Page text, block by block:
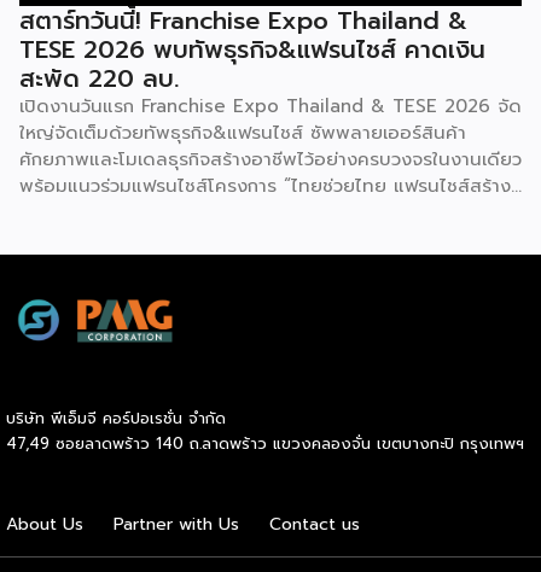
สตาร์ทวันนี้! Franchise Expo Thailand &
TESE 2026 พบทัพธุรกิจ&แฟรนไชส์ คาดเงิน
สะพัด 220 ลบ.
เปิดงานวันแรก Franchise Expo Thailand & TESE 2026 จัด
ใหญ่จัดเต็มด้วยทัพธุรกิจ&แฟรนไชส์ ซัพพลายเออร์สินค้า
ศักยภาพและโมเดลธุรกิจสร้างอาชีพไว้อย่างครบวงจรในงานเดียว
พร้อมแนวร่วมแฟรนไชส์โครงการ “ไทยช่วยไทย แฟรนไชส์สร้าง
ความรู้โดยผู้ทรงคุณวุฒิคับคั่ง และกิจกรรมเจรจาจับคู่ธุรกิจทั้งใน
และต่างประเทศ งานจัดต่อเนื่องระหว่างวันที่ 6-9 สิงหาคมนี้ ที่
ธุรกิจการค้า กระทรวงพาณิชย์ กล่าวว่า งาน ” Franchise Expo
Thailand & Thailand E-Commerce Selection Expo
บริษัท พีเอ็มจี คอร์ปอเรชั่น จำกัด
47,49 ซอยลาดพร้าว 140 ถ.ลาดพร้าว แขวงคลองจั่น เขตบางกะปิ กรุงเทพฯ
About Us Partner with Us Contact us